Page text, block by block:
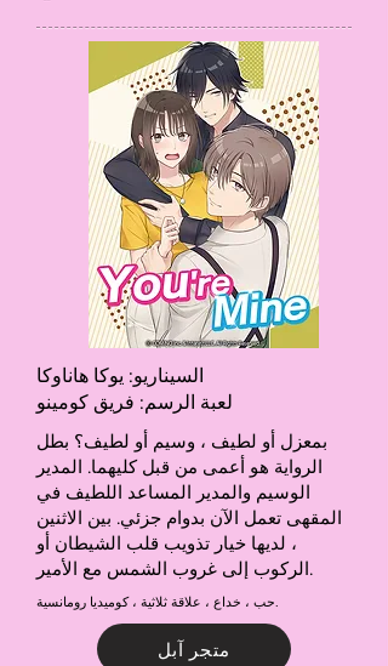
السيناريو: يوكا هاناوكا
لعبة الرسم: فريق كومينو
بمعزل أو لطيف ، وسيم أو لطيف؟ بطل
الرواية هو أعمى من قبل كليهما. المدير
الوسيم والمدير المساعد اللطيف في
المقهى تعمل الآن بدوام جزئي. بين الاثنين
، لديها خيار تذويب قلب الشيطان أو
الركوب إلى غروب الشمس مع الأمير.
متجر آبل